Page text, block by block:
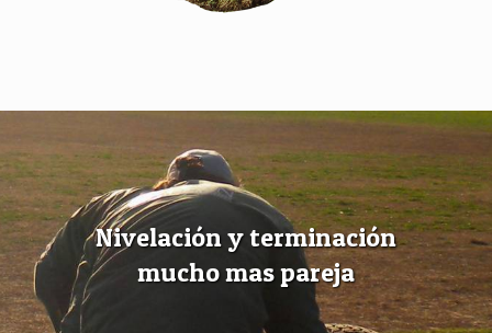
Nivelación y terminación
mucho mas pareja